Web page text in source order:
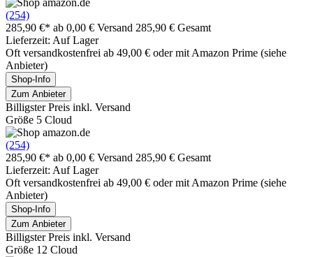
(254)
285,90 €* ab 0,00 € Versand 285,90 € Gesamt
Lieferzeit: Auf Lager
Oft versandkostenfrei ab 49,00 € oder mit Amazon Prime (siehe
Anbieter)
Shop-Info
Zum Anbieter
Billigster Preis inkl. Versand
Größe 5 Cloud
(254)
285,90 €* ab 0,00 € Versand 285,90 € Gesamt
Lieferzeit: Auf Lager
Oft versandkostenfrei ab 49,00 € oder mit Amazon Prime (siehe
Anbieter)
Shop-Info
Zum Anbieter
Billigster Preis inkl. Versand
Größe 12 Cloud